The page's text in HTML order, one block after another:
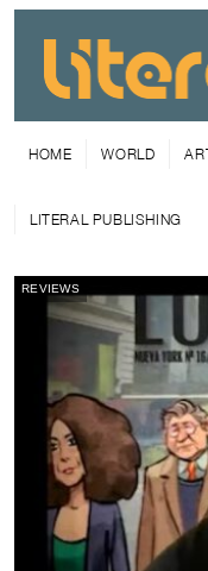
HOME WORLD
LITERAL PUBLISHING
REVIEWS